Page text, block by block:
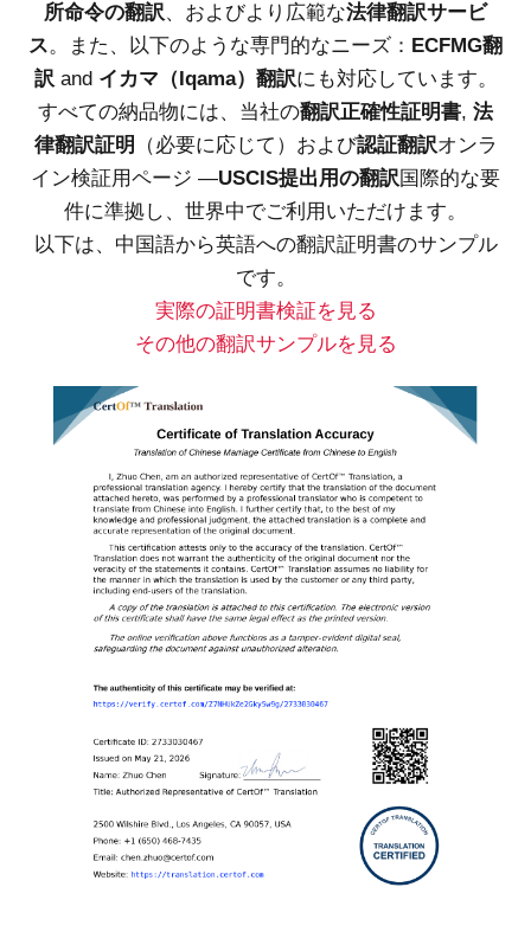
所命令の翻訳、およびより広範な法律翻訳サービ
ス。また、以下のような専門的なニーズ： ECFMG翻
訳and イカマ（Iqama）翻訳にも対応しています。
すべての納品物には、当社の翻訳正確性証明書, 法
律翻訳証明 （必要に応じて）および認証翻訳オンラ
イン検証用ページ —USCIS提出用の翻訳国際的な要
件に準拠し、世界中でご利用いただけます。
以下は、中国語から英語への翻訳証明書のサンプル
です。
実際の証明書検証を見る
その他の翻訳サンプルを見る